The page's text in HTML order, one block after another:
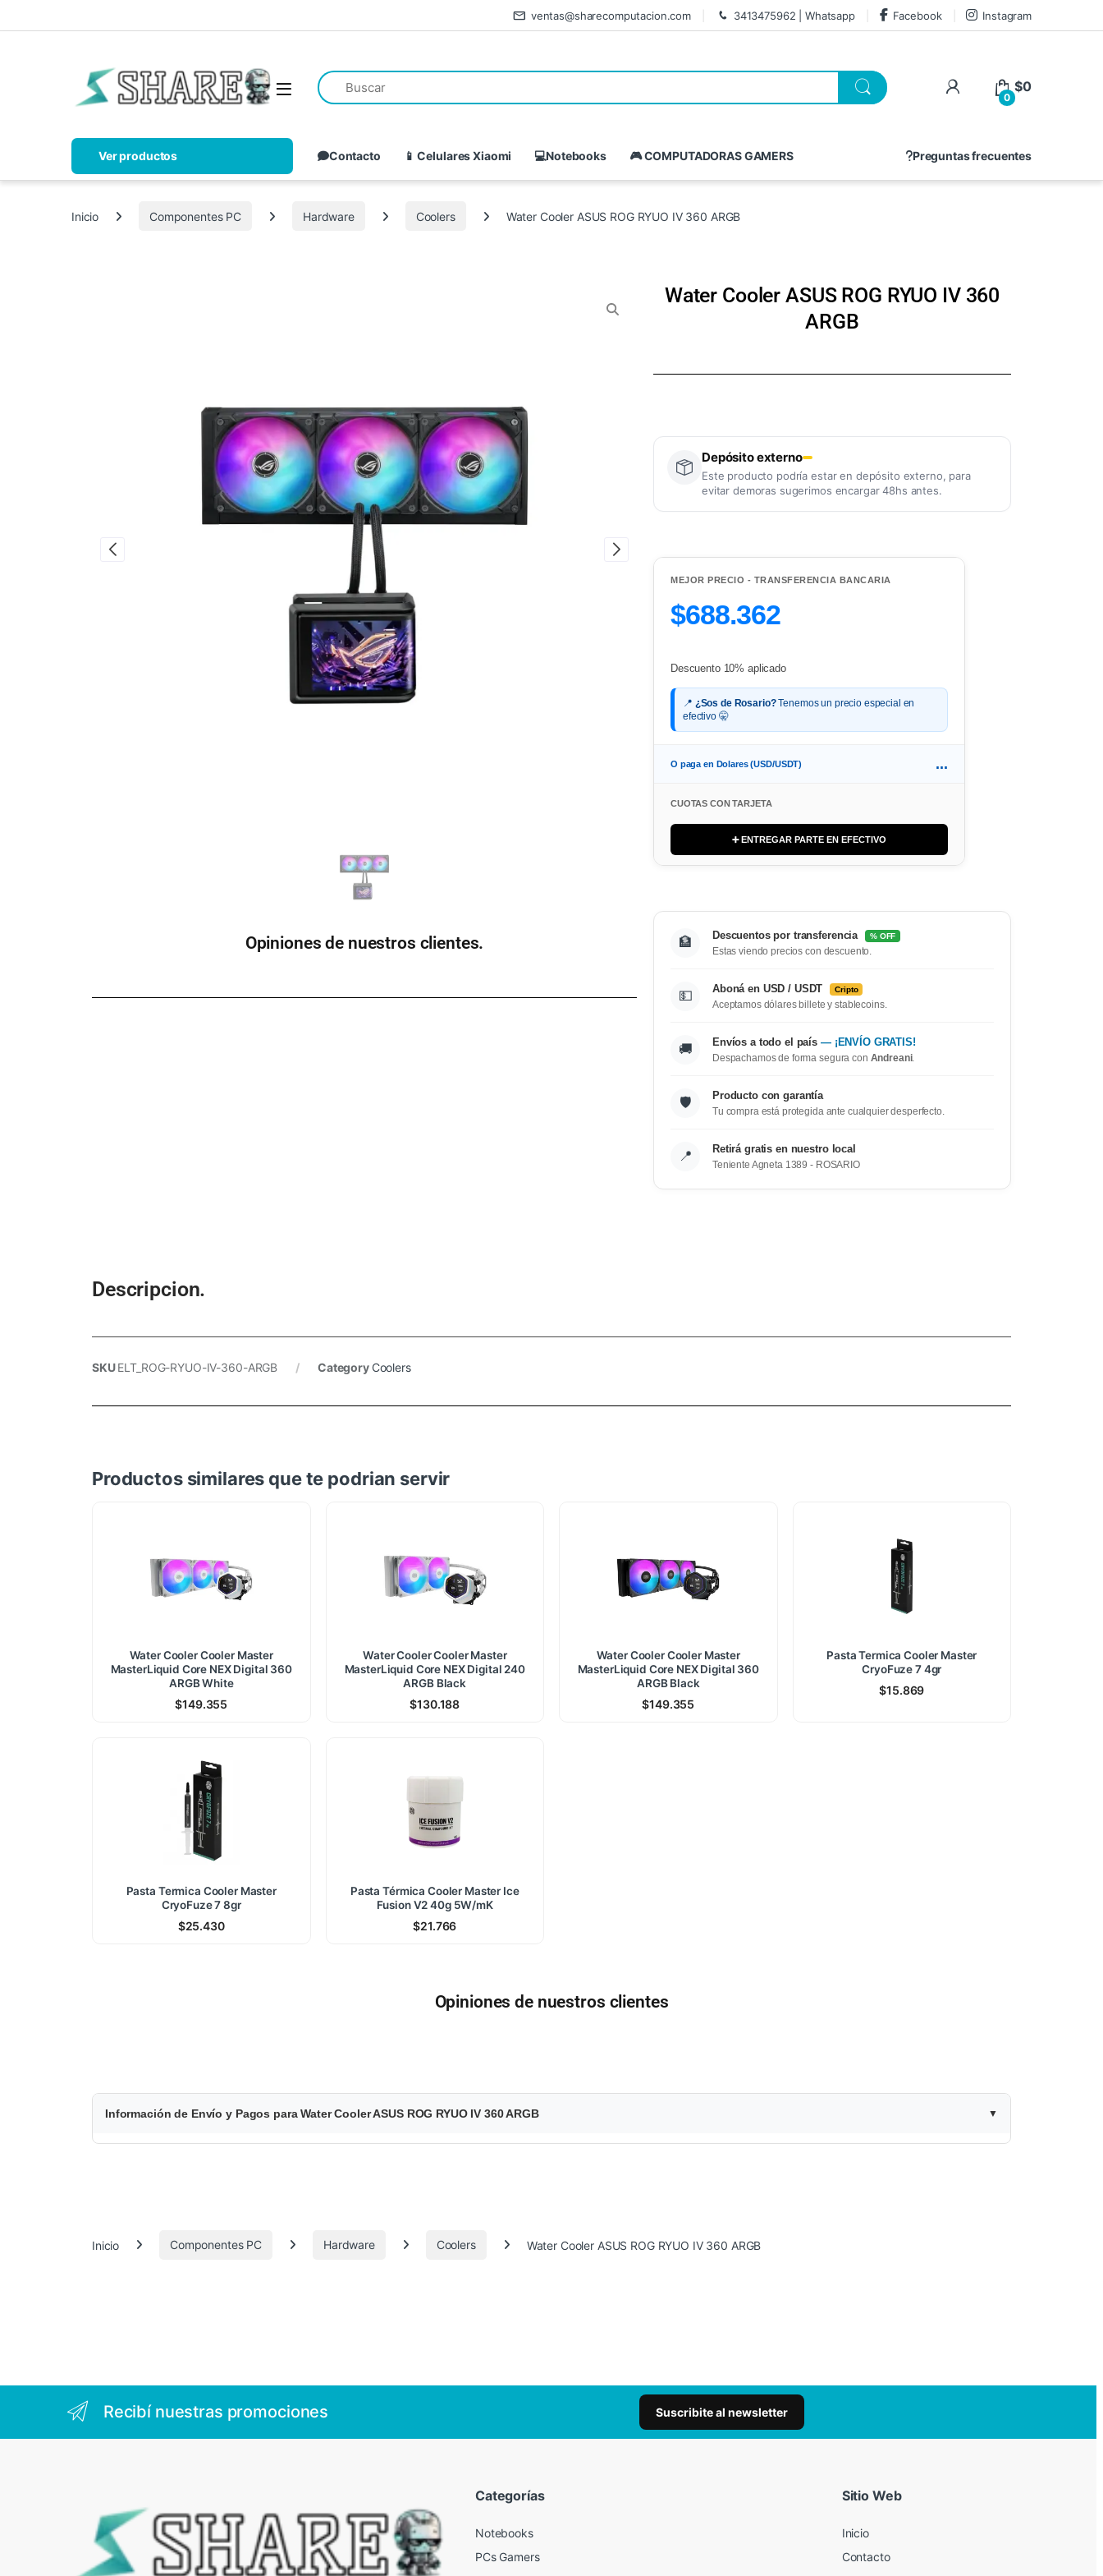
ventas@sharecomputacion.com 3413475962 | Whatsapp Facebook Instagram
0
$0
Ver productos Contacto Preguntas frecuentes
📱 Celulares Xiaomi 💻Notebooks 🎮 COMPUTADORAS GAMERS
Inicio Componentes PC Hardware Coolers Water Cooler ASUS ROG RYUO IV 360 ARGB
Opiniones de nuestros clientes.
Water Cooler ASUS ROG RYUO IV 360
ARGB
Depósito externo
Este producto podría estar en depósito externo, para
evitar demoras sugerimos encargar 48hs antes.
MEJOR PRECIO - TRANSFERENCIA BANCARIA
$688.362
Descuento 10% aplicado
📍 ¿Sos de Rosario?Tenemos un precio especial en
efectivo 🤫
O paga en Dolares (USD/USDT) ...
CUOTAS CON TARJETA
➕ ENTREGAR PARTE EN EFECTIVO
🏦 Descuentos por transferencia % OFF
Estas viendo precios con descuento.
💵 Aboná en USD / USDT Cripto
Aceptamos dólares billete y stablecoins.
🚚 Envíos a todo el país — ¡ENVÍO GRATIS!
Despachamos de forma segura con Andreani.
🛡️ Producto con garantía
Tu compra está protegida ante cualquier desperfecto.
📍 Retirá gratis en nuestro local
Teniente Agneta 1389 - ROSARIO
Descripcion.
SKUELT_ROG-RYUO-IV-360-ARGB Category Coolers
Productos similares que te podrian servir
Water Cooler Cooler Master
MasterLiquid Core NEX Digital 360
ARGB White
$149.355
Water Cooler Cooler Master
MasterLiquid Core NEX Digital 240
ARGB Black
$130.188
Water Cooler Cooler Master
MasterLiquid Core NEX Digital 360
ARGB Black
$149.355
Pasta Termica Cooler Master
CryoFuze 7 4gr
$15.869
Pasta Termica Cooler Master
CryoFuze 7 8gr
$25.430
Pasta Térmica Cooler Master Ice
Fusion V2 40g 5W/mK
$21.766
Opiniones de nuestros clientes
$
6
.
Información de Envío y Pagos para Water Cooler ASUS ROG RYUO IV 360 ARGB
Inicio Componentes PC Hardware Coolers Water Cooler ASUS ROG RYUO IV 360 ARGB
Recibí nuestras promociones Suscribite al newsletter
Categorías
Notebooks
PCs Gamers
Sitio Web
Inicio
Contacto